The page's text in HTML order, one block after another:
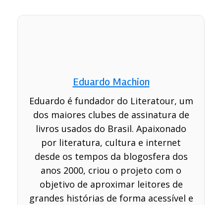
Eduardo Machion
Eduardo é fundador do Literatour, um
dos maiores clubes de assinatura de
livros usados do Brasil. Apaixonado
por literatura, cultura e internet
desde os tempos da blogosfera dos
anos 2000, criou o projeto com o
objetivo de aproximar leitores de
grandes histórias de forma acessível e